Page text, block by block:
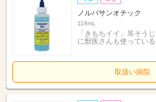
ノルバサンオチック
118mL
「きもちイイ」耳そう
に獣医さんも使ってい
取扱い病院